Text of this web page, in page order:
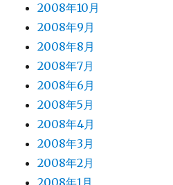
2008年10月
2008年9月
2008年8月
2008年7月
2008年6月
2008年5月
2008年4月
2008年3月
2008年2月